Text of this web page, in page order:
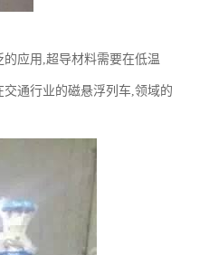
应用,超导材料需要在低温
通行业的磁悬浮列车,领域的